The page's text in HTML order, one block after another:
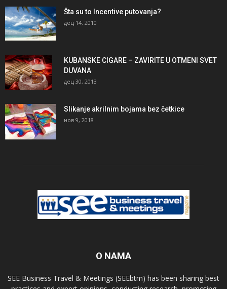
Šta su to Incentive putovanja?
дец 14, 2010
KUBANSKE CIGARE – ZAVIRITE U OTMENI SVET
DUVANA
дец 30, 2013
Slikanje akrilnim bojama bez četkice
нов 9, 2018
O NAMA
SEE Business Travel & Meetings (SEEbtm) has been sharing best